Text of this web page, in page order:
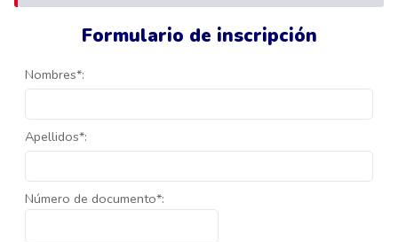
Formulario de inscripción
Nombres*:
Apellidos*:
Número de documento*: